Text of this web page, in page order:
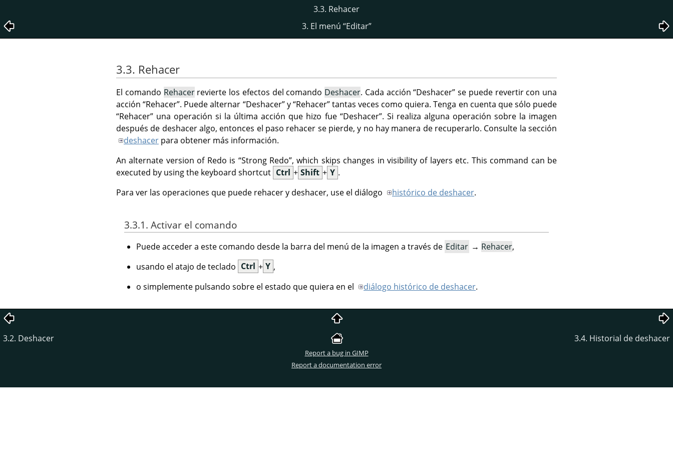
3.3. Rehacer
3. El menú “Editar”
3.3. Rehacer
El comando Rehacerrevierte los efectos del comando Deshacer. Cada acción“Deshacer” se puede revertir con una
acción“Rehacer”. Puede alternar “Deshacer”y“Rehacer”tantas veces como quiera. Tenga en cuenta que sólo puede
“Rehacer” una operación si la última acción que hizo fue “Deshacer”. Si realiza alguna operación sobre la imagen
después de deshacer algo, entonces el paso rehacer se pierde, y no hay manera de recuperarlo. Consulte la sección
deshacer para obtener más información.
An alternate version of Redo is “Strong Redo”, which skips changes in visibility of layers etc. This command can be
executed by using the keyboard shortcut Ctrl + Shift + Y .
Para ver las operaciones que puede rehacer y deshacer, use el diálogo
histórico de deshacer.
3.3.1. Activar el comando
Puede acceder a este comando desde la barra del menú de la imagen a través de Editar → Rehacer,
usando el atajo de teclado Ctrl + Y ,
o simplemente pulsando sobre el estado que quiera en el
diálogo histórico de deshacer.
3.2. Deshacer 3.4. Historial de deshacer
Report a bug in GIMP
Report a documentation error